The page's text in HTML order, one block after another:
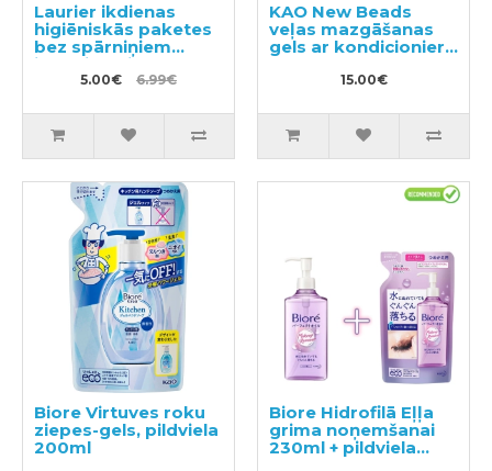
Laurier ikdienas
higiēniskās paketes
bez spārniņiem
jūtīgai ādai 14cm
36gab5.00€ 6.99€
KAO New Beads
veļas mazgāšanas
gels ar kondicionieri
15.00€
Biore Virtuves roku
ziepes-gels, pildviela
200ml
Biore Hidrofilā Eļļa
grima noņemšanai
230ml + pildviela